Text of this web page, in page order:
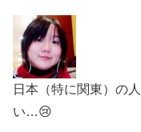
日本（特に関東）の
い…😢